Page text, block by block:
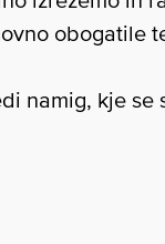
obogatile
namig, kje